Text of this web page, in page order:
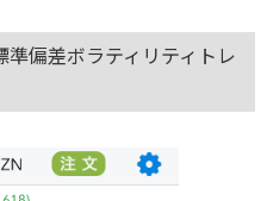
偏差ボラティリティトレ